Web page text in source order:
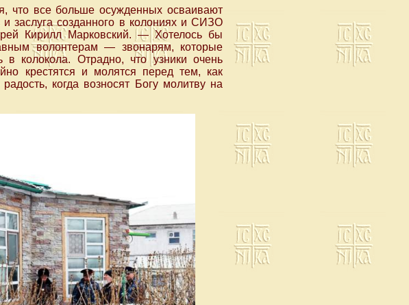
что все больше осужденных осваивают
и заслуга созданного в колониях и СИЗО
Кирилл Марковский. — Хотелось бы
волонтерам — звонарям, которые
колокола. Отрадно, что узники очень
крестятся и молятся перед тем, как
когда возносят Богу молитву на